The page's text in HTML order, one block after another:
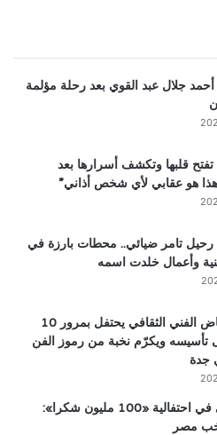
أحمد جلال عبد القوي بعد رحلة مؤلمة
قلبها وتكشف أسرارها بعد
هو عقابي لأي شخص أذاني”
تامر ضيائي.. محطات بارزة في
وأعمال خلدت اسمه
صالون الرياض الفني الثقافي يحتفل بمرور 10
ويكرّم نخبة من رموز الفن
جدة
تامر حسني في احتفالية «100 مليون شكرا»:
مصر